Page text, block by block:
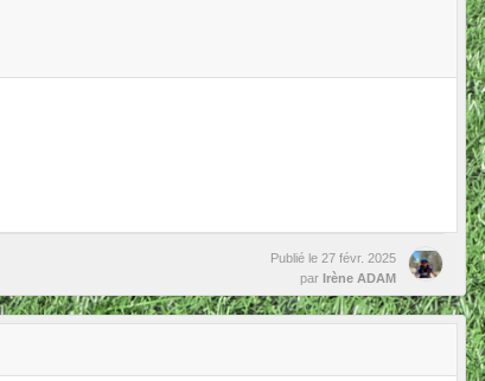
Publié le 27 févr. 2025
par Irène ADAM